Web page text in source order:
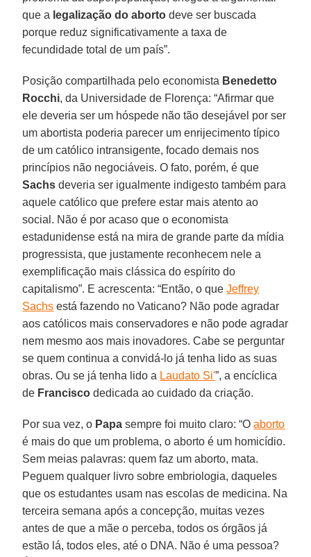
que a legalização do aborto deve ser buscada
porque reduz significativamente a taxa de
fecundidade total de um país”.
Posição compartilhada pelo economista Benedetto
Rocchi, da Universidade de Florença: “Afirmar que
ele deveria ser um hóspede não tão desejável por ser
um abortista poderia parecer um enrijecimento típico
de um católico intransigente, focado demais nos
princípios não negociáveis. O fato, porém, é que
Sachs deveria ser igualmente indigesto também para
aquele católico que prefere estar mais atento ao
social. Não é por acaso que o economista
estadunidense está na mira de grande parte da mídia
progressista, que justamente reconhecem nele a
exemplificação mais clássica do espírito do
capitalismo”. E acrescenta: “Então, o queJeffrey
Sachs está fazendo no Vaticano? Não pode agradar
aos católicos mais conservadores e não pode agradar
nem mesmo aos mais inovadores. Cabe se perguntar
se quem continua a convidá-lo já tenha lido as suas
obras. Ou se já tenha lido a Laudato Si'”, a encíclica
de Francisco dedicada ao cuidado da criação.
Por sua vez, o Papa sempre foi muito claro: “Oaborto
é mais do que um problema, o aborto é um homicídio.
Sem meias palavras: quem faz um aborto, mata.
Peguem qualquer livro sobre embriologia, daqueles
que os estudantes usam nas escolas de medicina. Na
terceira semana após a concepção, muitas vezes
antes de que a mãe o perceba, todos os órgãos já
estão lá, todos eles, até o DNA. Não é uma pessoa?